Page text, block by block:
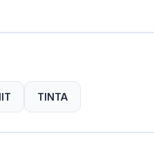
TINTA